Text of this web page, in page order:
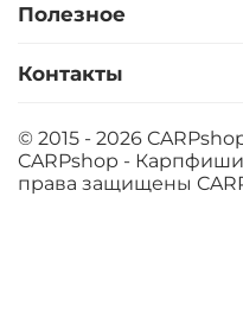
Полезное
Контакты
© 2015 - 2026
CARPshop -
права защищены